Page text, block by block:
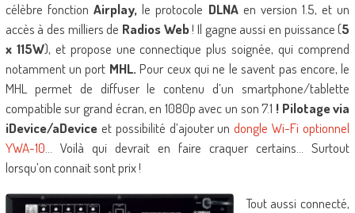
célèbre fonctionAirplay, le protocole DLNAen version 1.5, et un
accès à des milliers de Radios Web! Il gagne aussi en puissance (5
x 115W), et propose une connectique plus soignée, qui comprend
notamment un port MHL. Pour ceux qui ne le savent pas encore, le
MHL permet de diffuser le contenu d’un smartphone/tablette
compatible sur grand écran, en 1080p avec un son 7.1 ! Pilotage via
iDevice/aDeviceet possibilité d’ajouter undongle Wi-Fi optionnel
YWA-10 … Voilà qui devrait en faire craquer certains… Surtout
lorsqu’on connait sont prix !
Tout aussi connecté,